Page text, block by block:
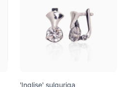
'Inglise' sulguriga